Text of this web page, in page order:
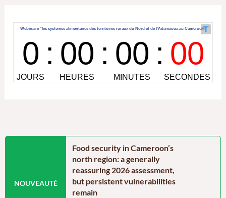
NOUVEAUTÉ
Food security in Cameroon’s
north region: a generally
reassuring 2026 assessment,
but persistent vulnerabilities
remain